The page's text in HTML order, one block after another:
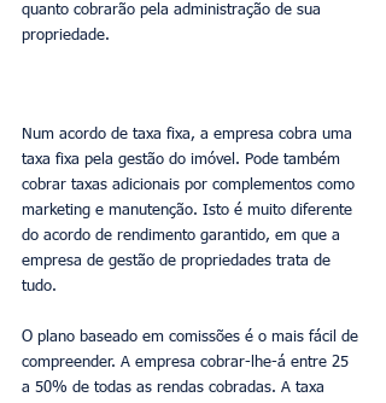
quanto cobrarão pela administração de sua
propriedade.
Num acordo de taxa fixa, a empresa cobra uma
taxa fixa pela gestão do imóvel. Pode também
cobrar taxas adicionais por complementos como
marketing e manutenção. Isto é muito diferente
do acordo de rendimento garantido, em que a
empresa de gestão de propriedades trata de
tudo.
O plano baseado em comissões é o mais fácil de
compreender. A empresa cobrar-lhe-á entre 25
a 50% de todas as rendas cobradas. A taxa